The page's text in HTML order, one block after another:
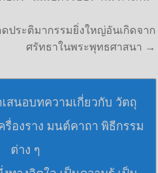
ดประติมากรรมยิ่งใหญ่อันเกิดจาก
ศรัทธาในพระพุทธศาสนา →
สนอบทความเกี่ยวกับ วัตถุ
รื่องราง มนต์คาถา พิธีกรรม
ต่าง ๆ